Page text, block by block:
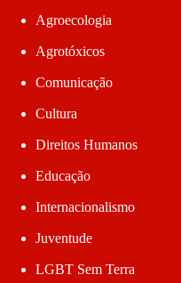
Agroecologia
Agrotóxicos
Comunicação
Cultura
Direitos Humanos
Educação
Internacionalismo
Juventude
LGBT Sem Terra